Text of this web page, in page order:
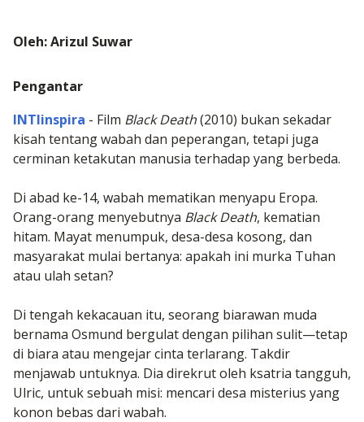
Oleh: Arizul Suwar
Pengantar
INTIinspira - Film Black Death(2010) bukan sekadar
kisah tentang wabah dan peperangan, tetapi juga
cerminan ketakutan manusia terhadap yang berbeda.
Di abad ke-14, wabah mematikan menyapu Eropa.
Orang-orang menyebutnya Black Death, kematian
hitam. Mayat menumpuk, desa-desa kosong, dan
masyarakat mulai bertanya: apakah ini murka Tuhan
atau ulah setan?
Di tengah kekacauan itu, seorang biarawan muda
bernama Osmund bergulat dengan pilihan sulit—tetap
di biara atau mengejar cinta terlarang. Takdir
menjawab untuknya. Dia direkrut oleh ksatria tangguh,
Ulric, untuk sebuah misi: mencari desa misterius yang
konon bebas dari wabah.